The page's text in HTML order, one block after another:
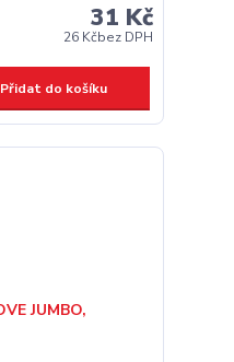
31 Kč
26 Kčbez DPH
Přidat do košíku